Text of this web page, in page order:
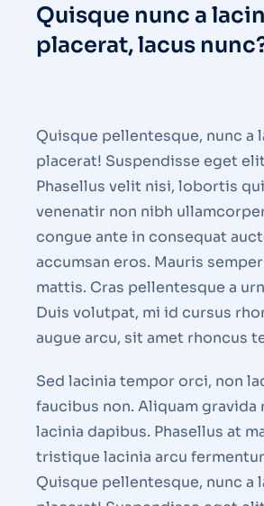
Quisque nunc a
placerat, lacus
Quisque pellentesque, nunc a
placerat! Suspendisse eget
Phasellus velit nisi, lobortis
venenatir non nibh
congue ante in consequat
accumsan eros. Mauris
mattis. Cras pellentesque a
Duis volutpat, mi id cursus
augue arcu, sit amet rhoncus
Sed lacinia tempor orci, non
faucibus non. Aliquam gravida
lacinia dapibus. Phasellus at
tristique lacinia arcu
Quisque pellentesque, nunc a